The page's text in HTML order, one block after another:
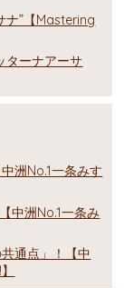
ナ”【Mastering
ターナアーサ
洲No.1一条みす
中洲No.1一条み
通点」！【中